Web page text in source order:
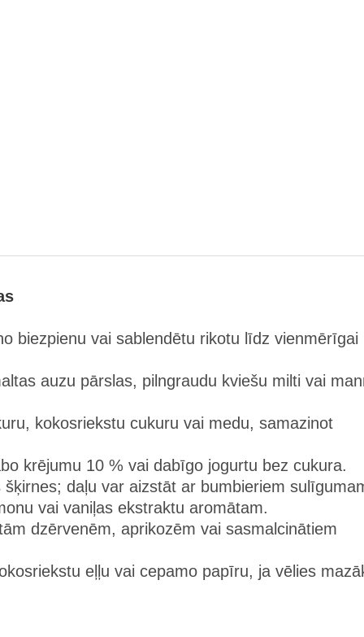
biezpienu vai sablendētu rikotu līdz vienmērīgai
auzu pārslas, pilngraudu kviešu milti vai
kokosriekstu cukuru vai medu, samazinot
krējumu 10 % vai dabīgo jogurtu bez cukura.
daļu var aizstāt ar bumbieriem
vai vaniļas ekstraktu aromātam.
dzērvenēm, aprikozēm vai sasmalcinātiem
eļļu vai cepamo papīru, ja vēlies